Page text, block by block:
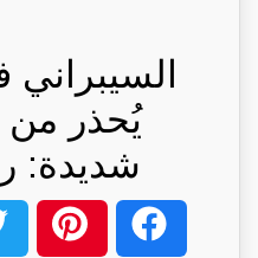
يُحذر من
شديدة: